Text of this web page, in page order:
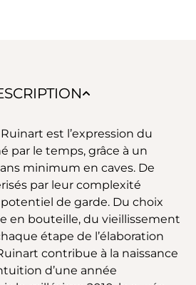
est l’expression du
par le temps, grâce à un
minimum en caves. De
par leur complexité
de garde. Du choix
en bouteille, du vieillissement
étape de l’élaboration
contribue à la naissance
d’une année